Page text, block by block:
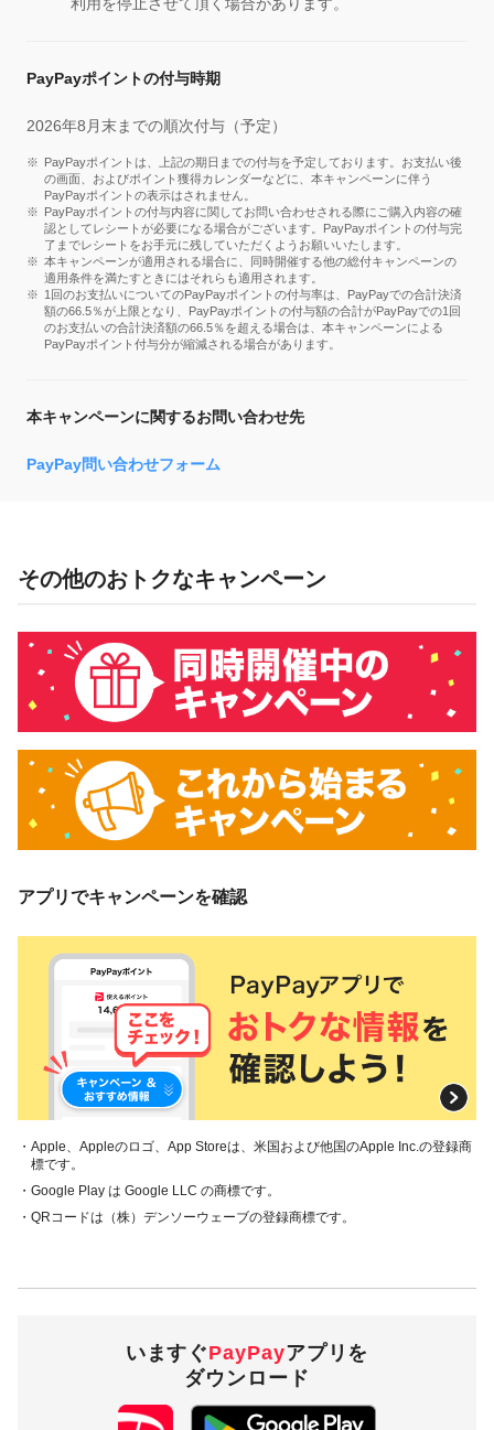
利用を停止させて頂く場合があります。
PayPayポイントの付与時期
2026年8月末までの順次付与（予定）
PayPayポイントは、上記の期日までの付与を予定しております。お支払い後
の画面、およびポイント獲得カレンダーなどに、本キャンペーンに伴う
PayPayポイントの表示はされません。
PayPayポイントの付与内容に関してお問い合わせされる際にご購入内容の確
認としてレシートが必要になる場合がございます。PayPayポイントの付与完
了までレシートをお手元に残していただくようお願いいたします。
本キャンペーンが適用される場合に、同時開催する他の総付キャンペーンの
適用条件を満たすときにはそれらも適用されます。
1回のお支払いについてのPayPayポイントの付与率は、PayPayでの合計決済
額の66.5％が上限となり、PayPayポイントの付与額の合計がPayPayでの1回
のお支払いの合計決済額の66.5％を超える場合は、本キャンペーンによる
PayPayポイント付与分が縮減される場合があります。
本キャンペーンに関するお問い合わせ先
PayPay問い合わせフォーム
その他のおトクなキャンペーン
アプリでキャンペーンを確認
・Apple、Appleのロゴ、App Storeは、米国および他国のApple Inc.の登録商
標です。
・Google Play は Google LLC の商標です。
・QRコードは（株）デンソーウェーブの登録商標です。
いますぐPayPayアプリを
ダウンロード